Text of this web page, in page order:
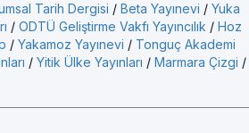
Tarih Dergisi / Beta Yayınevi / Yuka
/ ODTÜ Geliştirme Vakfı Yayıncılık / Hoz
/ Yakamoz Yayınevi / Tonguç Akademi
/ Yitik Ülke Yayınları / Marmara Çizgi /